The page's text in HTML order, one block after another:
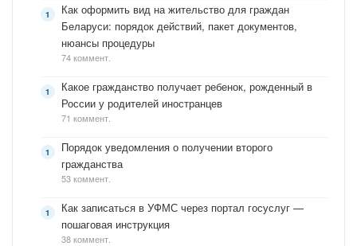
Как оформить вид на жительство для граждан
Беларуси: порядок действий, пакет документов,
нюансы процедуры
74 коммент.
Какое гражданство получает ребенок, рожденный в
России у родителей иностранцев
71 коммент.
Порядок уведомления о получении второго
гражданства
53 коммент.
Как записаться в УФМС через портал госуслуг —
пошаговая инструкция
38 коммент.